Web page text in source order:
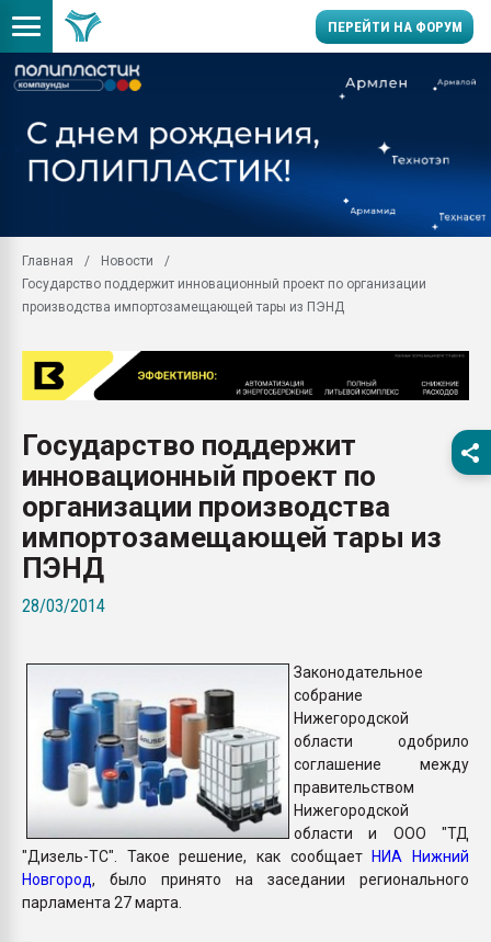
ПЕРЕЙТИ НА ФОРУМ
заводу пластмасс"
Вакуум-формовочные
28.07.2026
первый план в
28.07.2026
ситуацией на
Всё, что касается
бутылок
Главная
Новости
Государство поддержит инновационный проект по организации
производства импортозамещающей тары из ПЭНД
Государство поддержит
инновационный проект по
организации производства
импортозамещающей тары из
ПЭНД
28/03/2014
Законодательное
собрание
Нижегородской
области одобрило
соглашение между
правительством
Нижегородской
области и ООО "ТД
"Дизель-ТС". Такое решение, как сообщаетНИА Нижний
Новгород, было принято на заседании регионального
парламента 27 марта.